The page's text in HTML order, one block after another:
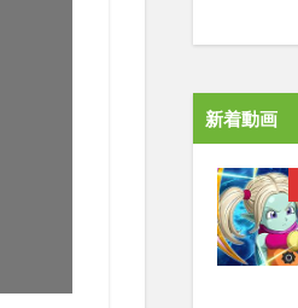
新着動画